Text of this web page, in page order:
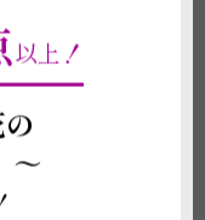
更・取り消しを承ること
り消しされた場合も代金
間外または休業日にいた
注文を承諾したものとさ
以上！
～